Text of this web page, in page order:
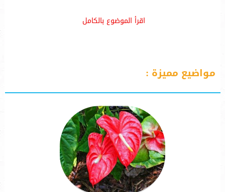
اقرأ الموضوع بالكامل
مواضيع مميزة :